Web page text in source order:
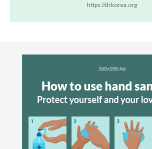
https://drkorea.org